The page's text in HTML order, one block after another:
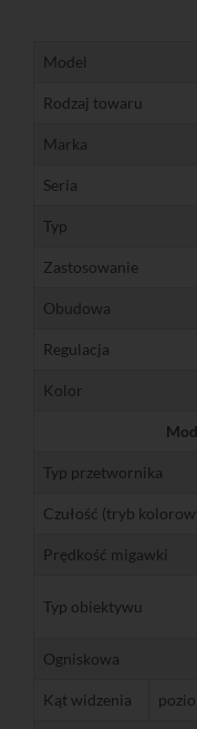
Model
Rodzaj towaru
Marka
Seria
Typ
Zastosowanie
Obudowa
Regulacja
Kolor
Typ przetwornika
Czułość (tryb
Prędkość migawki
Typ obiektywu
Ogniskowa
Kąt widzenia